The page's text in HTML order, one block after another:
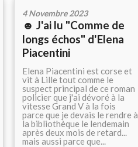
4 Novembre 2023
☻ J'ai lu "Comme de
longs échos" d'Elena
Piacentini
Elena Piacentini est corse et
vit à Lille tout comme le
suspect principal de ce roman
policier que j'ai dévoré à la
vitesse Grand V à la fois
parce que je devais le rendre à
la bibliothèque le lendemain
après deux mois de retard...
mais aussi parce que...